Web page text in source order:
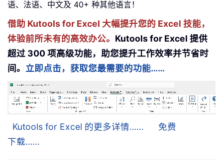
语、法语、中文及 40+ 种其他语言！
借助 Kutools for Excel 大幅提升您的 Excel 技能，
体验前所未有的高效办公。 Kutools for Excel 提供
超过 300 项高级功能，助您提升工作效率并节省时
间。 立即点击，获取您最需要的功能……
Kutools for Excel 的更多详情……
免费
下载……